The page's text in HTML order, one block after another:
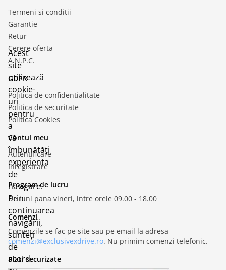
Termeni si conditii
Garantie
Retur
Cerere oferta
A.N.P.C.
GDPR
Politica de confidentialitate
Politica de securitate
Politica Cookies
Contul meu
Autentificare
Inregistrare
Program de lucru
De luni pana vineri, intre orele 09.00 - 18.00
Comenzi
Comenzile se fac pe site sau pe email la adresa
comenzi@exclusivexdrive.ro. Nu primim comenzi telefonic.
Plati securizate
Acest
site
utilizează
cookie-
uri
pentru
a
vă
îmbunătăți
experiența
de
navigare.
Prin
continuarea
navigării,
sunteți
de
acord